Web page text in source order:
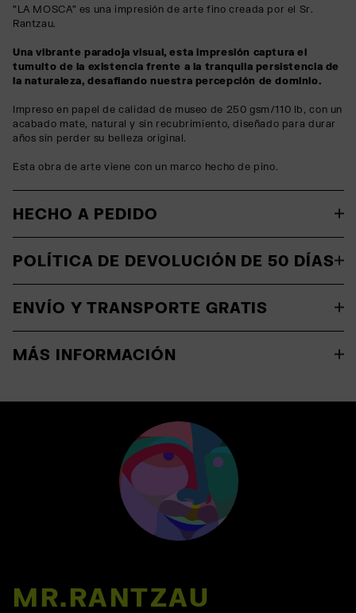
"LA MOSCA" es una impresión de arte fino creada por el Sr.
Rantzau.
Una vibrante paradoja visual, esta impresión captura el
tumulto de la existencia frente a la tranquila persistencia de
la naturaleza, desafiando nuestra percepción de dominio.
Impreso en papel de calidad de museo de 250 gsm/110 lb, con un
acabado mate, natural y sin recubrimiento, diseñado para durar
años sin perder su belleza original.
Esta obra de arte viene con un marco hecho de pino.
HECHO A PEDIDO
POLÍTICA DE DEVOLUCIÓN DE 50 DÍAS
ENVÍO Y TRANSPORTE GRATIS
MÁS INFORMACIÓN
MR.RANTZAU